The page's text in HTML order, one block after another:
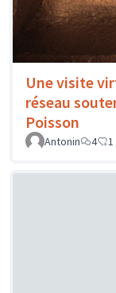
Une visite
réseau
Poisson
Antonin 4 1